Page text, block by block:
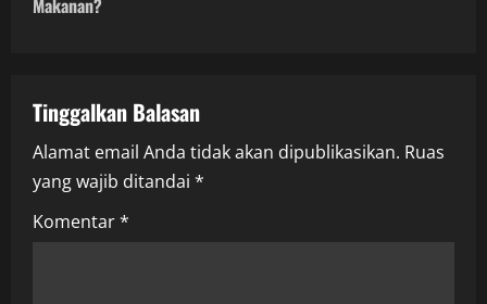
a
v
i
g
Makanan?
Tinggalkan Balasan
Alamat email Anda tidak akan dipublikasikan. Ruas
yang wajib ditandai *
Komentar*